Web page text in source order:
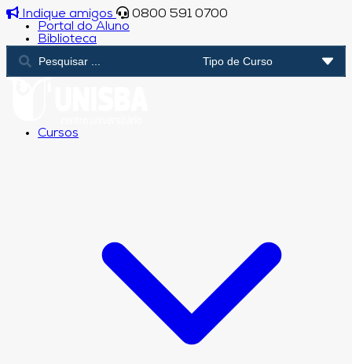
Indique amigos
0800 591 0700
Portal do Aluno
Biblioteca
Cursos